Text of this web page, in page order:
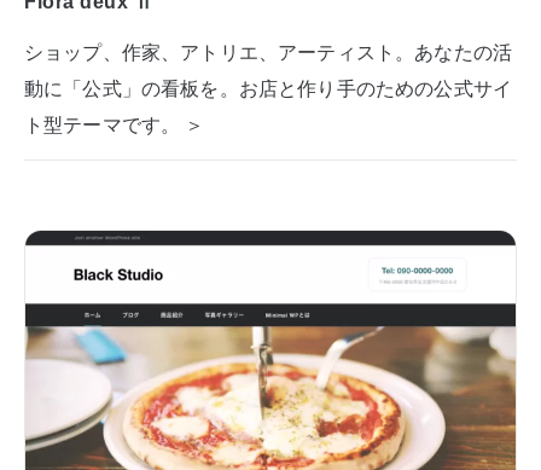
ショップ、作家、アトリエ、アーティスト。あなたの活
動に「公式」の看板を。お店と作り手のための公式サイ
ト型テーマです。 ＞